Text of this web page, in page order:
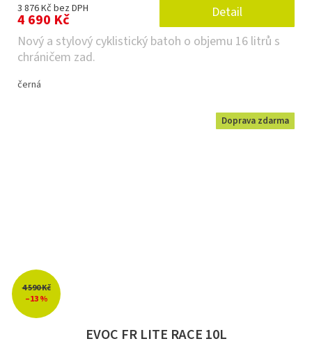
3 876 Kč bez DPH
4 690 Kč
Detail
Nový a stylový cyklistický batoh o objemu 16 litrů s
chráničem zad.
černá
Doprava zdarma
4 590 Kč
–13 %
EVOC FR LITE RACE 10L